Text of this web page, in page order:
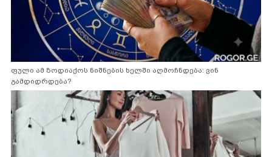
ფული ამ ზოდიაქოს ნიშნების ხელში აღმოჩნდება: ვინ
გამდიდრდება?